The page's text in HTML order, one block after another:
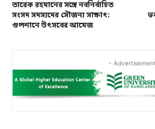
তারেক রহমানের সঙ্গে নবনির্বাচিত
সংসদ সদস্যদের সৌজন্য সাক্ষাৎ:
গুলশানে উৎসবের আমেজ
-